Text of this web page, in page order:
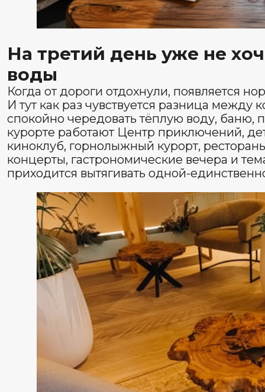
К середине недели у каждого
отдых
Это особенно заметно, если вы приехали не один.
нужен детский клуб и пара часов тишины для
музыка. Кому-то — баня, а не ещё одна поездка. У
аниматорами, мастер-классы, скалодром и клуб, а
в бассейн, на ужин или просто отдыхать. Поэтому к
компания уже не живёт одним общим планом: